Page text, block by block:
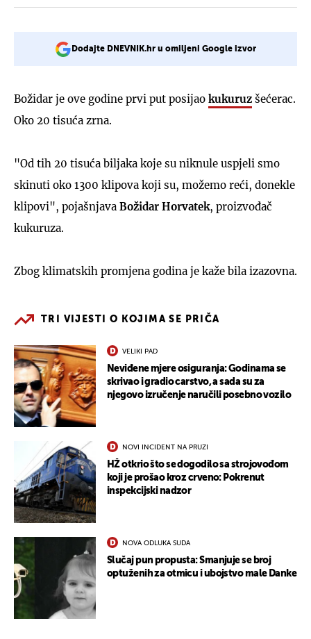
Dodajte DNEVNIK.hr u omiljeni Google izvor
Božidar je ove godine prvi put posijao kukuruz šećerac.
Oko 20 tisuća zrna.
"Od tih 20 tisuća biljaka koje su niknule uspjeli smo
skinuti oko 1300 klipova koji su, možemo reći, donekle
klipovi", pojašnjava Božidar Horvatek, proizvođač
kukuruza.
Zbog klimatskih promjena godina je kaže bila izazovna.
TRI VIJESTI O KOJIMA SE PRIČA
VELIKI PAD
Neviđene mjere osiguranja: Godinama se
skrivao i gradio carstvo, a sada su za
njegovo izručenje naručili posebno vozilo
NOVI INCIDENT NA PRUZI
HŽ otkrio što se dogodilo sa strojovođom
koji je prošao kroz crveno: Pokrenut
inspekcijski nadzor
NOVA ODLUKA SUDA
Slučaj pun propusta: Smanjuje se broj
optuženih za otmicu i ubojstvo male Danke